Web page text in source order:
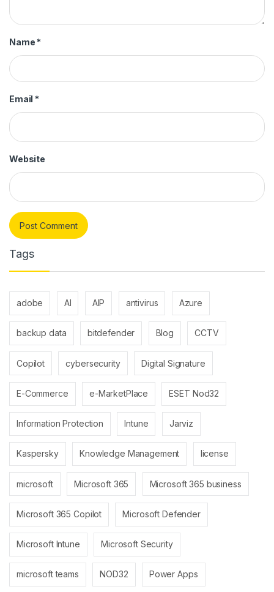
Name *
Email *
Website
Tags
adobe AI AIP antivirus Azure
backup data bitdefender Blog CCTV
Copilot cybersecurity Digital Signature
E-Commerce e-MarketPlace ESET Nod32
Information Protection Intune Jarviz
Kaspersky Knowledge Management license
microsoft Microsoft 365 Microsoft 365 business
Microsoft 365 Copilot Microsoft Defender
Microsoft Intune Microsoft Security
microsoft teams NOD32 Power Apps